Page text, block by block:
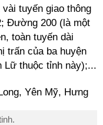
tuyến giao thông
Đường 200 (là một
toàn tuyến dài
trấn của ba huyện
Lữ thuộc tỉnh này);...